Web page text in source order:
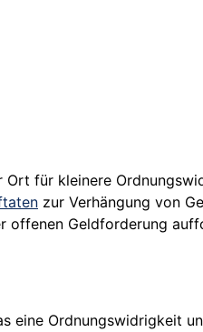
Ort für kleinere
zur Verhängung von
offenen Geldforderung
eine Ordnungswidrigkeit